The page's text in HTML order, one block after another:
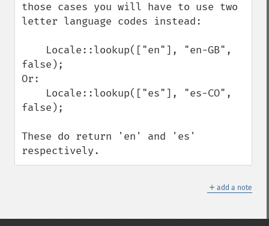
those cases you will have to use two
letter language codes instead:
false);
Or:
false);
These do return 'en' and 'es'
respectively.
＋ add a note